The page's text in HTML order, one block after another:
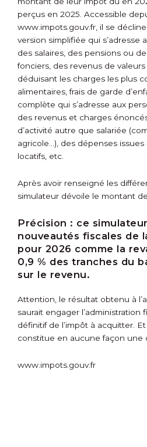
perçus en 2025. Accessible
www.impots.gouv.fr, il se
version simplifiée qui s’adresse
des salaires, des pensions ou
fonciers, des revenus de
déduisant les charges les plus
alimentaires, frais de garde
complète qui s’adresse aux
des revenus et charges
d’activité autre que salariée
agricole…), des dépenses issues
locatifs, etc.
Après avoir renseigné les
simulateur dévoile le montant
Précision : ce
nouveautés fiscales de
pour 2026 comme la
0,9 % des tranches du
sur le revenu.
Attention, le résultat obtenu à
saurait engager l’administration
définitif de l’impôt à acquitter.
constitue en aucune façon une
www.impots.gouv.fr